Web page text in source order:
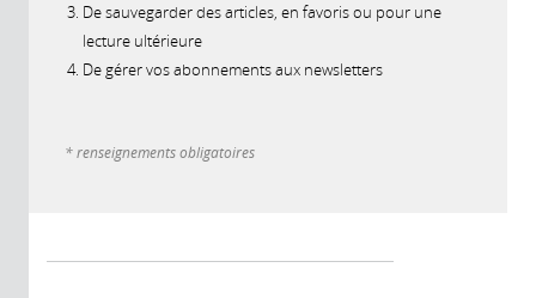
De sauvegarder des articles, en favoris ou pour une
lecture ultérieure
De gérer vos abonnements aux newsletters
* renseignements obligatoires